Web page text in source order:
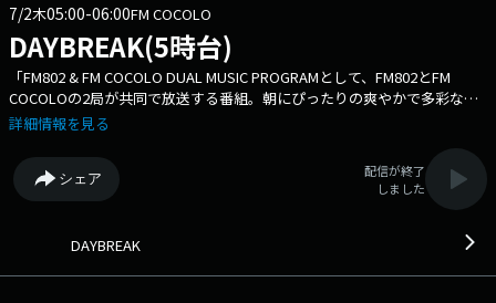
7/2木05:00-06:00FM COCOLO
DAYBREAK(5時台)
「FM802 & FM COCOLO DUAL MUSIC PROGRAMとして、FM802とFM
COCOLOの2局が共同で放送する番組。朝にぴったりの爽やかで多彩な音
楽プログラム。週を通じて早朝の時間帯に、リスナーの一日のスタートの
●facebookページ ●twitterハッシュタグ「#fmcocolo765」
●twitterアカウント「@fmcocolo765」
詳細情報を見る
シェア
配信が終了
しました
DAYBREAK